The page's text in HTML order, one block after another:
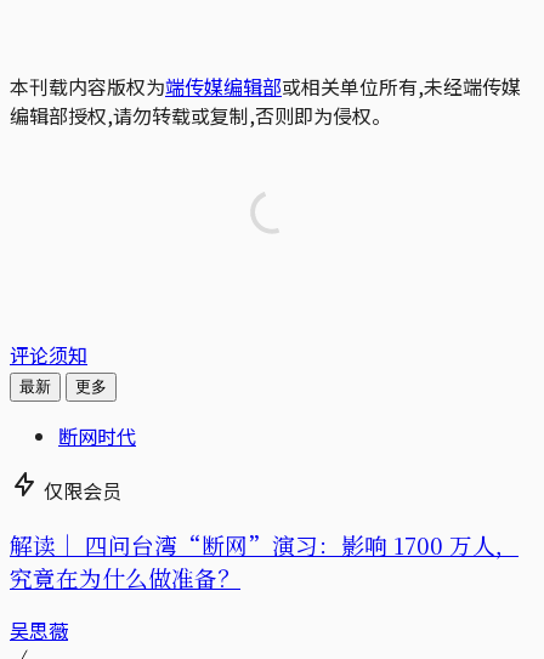
本刊载内容版权为端传媒编辑部或相关单位所有,未经端传媒
编辑部授权,请勿转载或复制,否则即为侵权。
评论须知
最新 更多
断网时代
仅限会员
解读｜ 四问台湾“断网”演习：影响 1700 万人，
究竟在为什么做准备？
吴思薇